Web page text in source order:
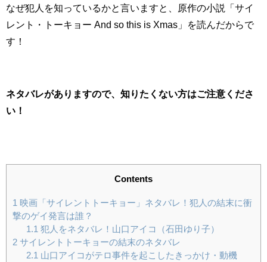
なぜ犯人を知っているかと言いますと、原作の小説「サイ
レント・トーキョー And so this is Xmas」を読んだからで
す！
ネタバレがありますので、知りたくない方はご注意くださ
い！
Contents
1 映画「サイレントトーキョー」ネタバレ！犯人の結末に衝
撃のゲイ発言は誰？
1.1 犯人をネタバレ！山口アイコ（石田ゆり子）
2 サイレントトーキョーの結末のネタバレ
2.1 山口アイコがテロ事件を起こしたきっかけ・動機